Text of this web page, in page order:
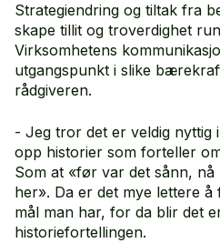
Strategiendring og tiltak fra
skape tillit og troverdighet
Virksomhetens
utgangspunkt i slike
rådgiveren.
- Jeg tror det er veldig nyttig
opp historier som forteller
Som at «før var det sånn,
her». Da er det mye lettere
mål man har, for da blir det
historiefortellingen.